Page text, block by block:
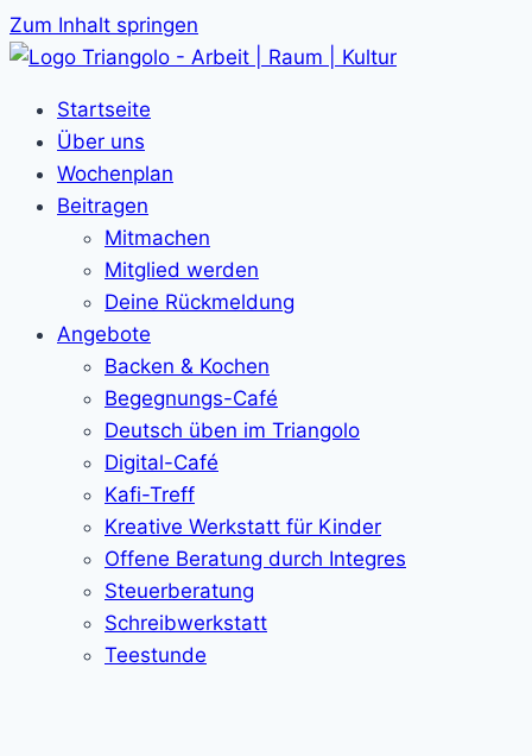
Zum Inhalt springen
Startseite
Über uns
Wochenplan
Beitragen
Mitmachen
Mitglied werden
Deine Rückmeldung
Angebote
Backen & Kochen
Begegnungs-Café
Deutsch üben im Triangolo
Digital-Café
Kafi-Treff
Kreative Werkstatt für Kinder
Offene Beratung durch Integres
Steuerberatung
Schreibwerkstatt
Teestunde